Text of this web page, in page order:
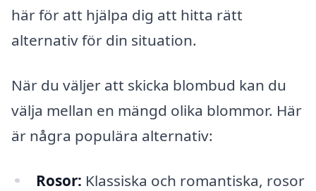
här för att hjälpa dig att hitta rätt
alternativ för din situation.
När du väljer att skicka blombud kan du
välja mellan en mängd olika blommor. Här
är några populära alternativ:
Rosor: Klassiska och romantiska, rosor